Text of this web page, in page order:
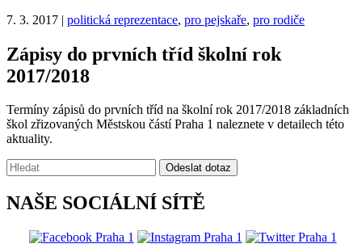
7. 3. 2017 | politická reprezentace, pro pejskaře, pro rodiče
Zápisy do prvních tříd školní rok
2017/2018
Termíny zápisů do prvních tříd na školní rok 2017/2018 základních
škol zřizovaných Městskou částí Praha 1 naleznete v detailech této
aktuality.
Vyhledávání:
Odeslat dotaz
NAŠE SOCIÁLNÍ SÍTĚ